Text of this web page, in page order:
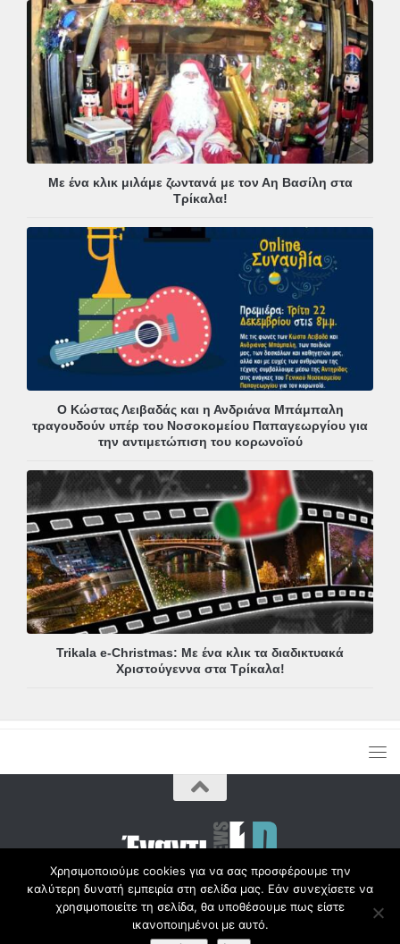
Με ένα κλικ μιλάμε ζωντανά με τον Αη Βασίλη στα
Τρίκαλα!
Ο Κώστας Λειβαδάς και η Ανδριάνα Μπάμπαλη
τραγουδούν υπέρ του Νοσοκομείου Παπαγεωργίου για
την αντιμετώπιση του κορωνοϊού
Trikala e-Christmas: Με ένα κλικ τα διαδικτυακά
Χριστούγεννα στα Τρίκαλα!
Copyright © Radio1d.gr 2012-2017 |
Χρησιμοποιούμε cookies για να σας προσφέρουμε την
καλύτερη δυνατή εμπειρία στη σελίδα μας. Εάν συνεχίσετε να
χρησιμοποιείτε τη σελίδα, θα υποθέσουμε πως είστε
ικανοποιημένοι με αυτό.